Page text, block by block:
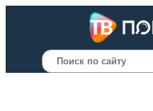
Поиск